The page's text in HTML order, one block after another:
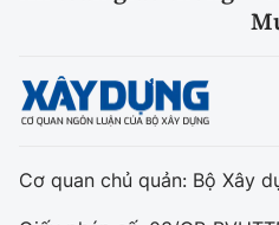
Cơ quan chủ quản: Bộ Xây